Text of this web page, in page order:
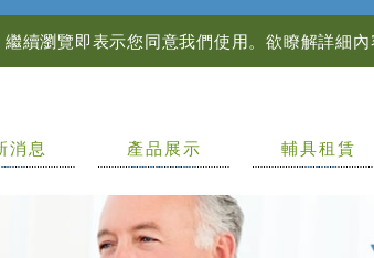
續瀏覽即表示您同意我們使用。欲瞭解詳細
消息 產品展示
PRODUCTS
輔具租賃
LEASE